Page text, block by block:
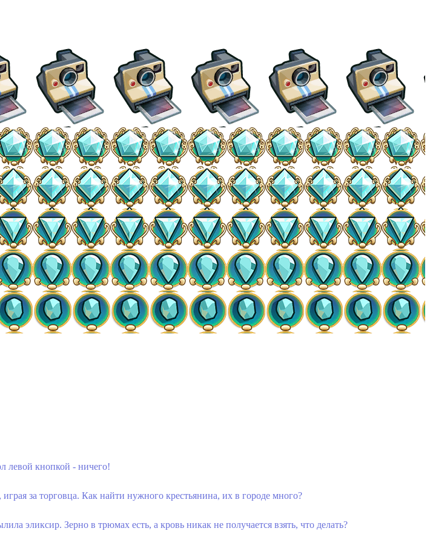
левой кнопкой - ничего!
за торговца. Как найти нужного крестьянина, их в городе много?
эликсир. Зерно в трюмах есть, а кровь никак не получается взять, что делать?